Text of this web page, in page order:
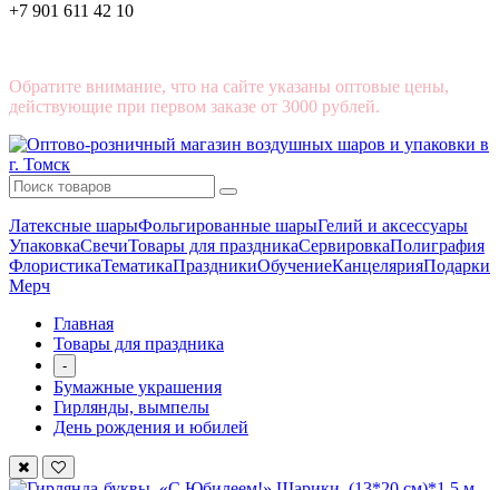
+7 901 611 42 10
Обратите внимание, что на сайте указаны оптовые цены,
действующие при первом заказе от 3000 рублей.
Латексные шарыФольгированные шарыГелий и аксессуары
УпаковкаСвечиТовары для праздникаСервировкаПолиграфия
ФлористикаТематикаПраздникиОбучениеКанцелярияПодарки
Мерч
Главная
Товары для праздника
-
Бумажные украшения
Гирлянды, вымпелы
День рождения и юбилей